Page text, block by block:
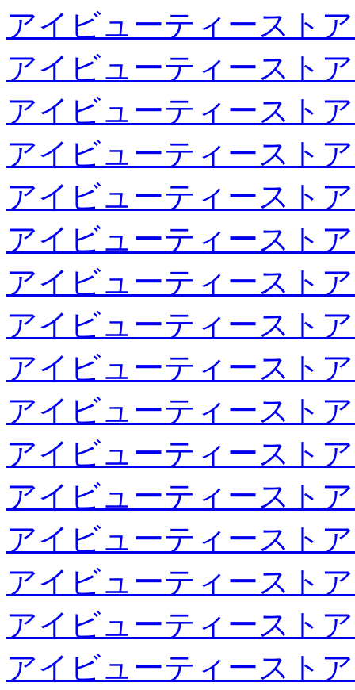
アイビューティースト
アイビューティースト
アイビューティースト
アイビューティースト
アイビューティースト
アイビューティースト
アイビューティースト
アイビューティースト
アイビューティースト
アイビューティースト
アイビューティースト
アイビューティースト
アイビューティースト
アイビューティースト
アイビューティースト
アイビューティースト